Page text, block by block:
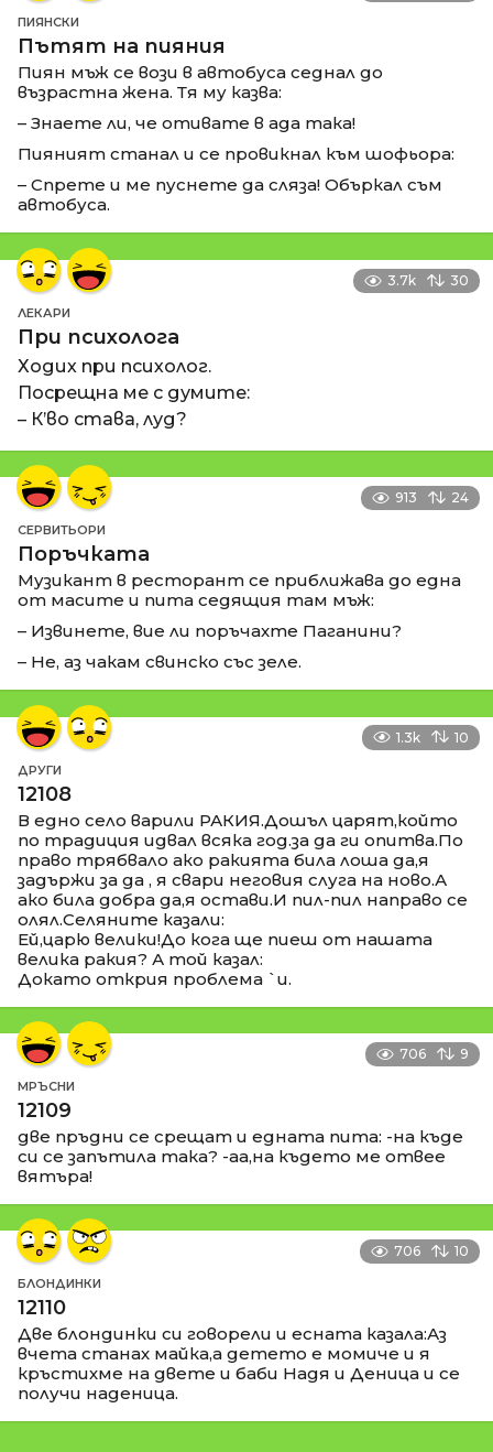
ПИЯНСКИ
Пътят на пияния
Пиян мъж се вози в автобуса седнал до
възрастна жена. Тя му казва:
– Знаете ли, че отивате в ада така!
Пияният станал и се провикнал към шофьора:
– Спрете и ме пуснете да сляза! Объркал съм
автобуса.
3.7k 30
ЛЕКАРИ
При психолога
Ходих при психолог.
Посрещна ме с думите:
– К’во става, луд?
913 24
СЕРВИТЬОРИ
Поръчката
Музикант в ресторант се приближава до една
от масите и пита седящия там мъж:
– Извинете, вие ли поръчахте Паганини?
– Не, аз чакам свинско със зеле.
1.3k 10
ДРУГИ
12108
В едно село варили РАКИЯ.Дошъл царят,който
по традиция идвал всяка год.за да ги опитва.По
право трябвало ако ракията била лоша да,я
задържи за да , я свари неговия слуга на ново.А
ако била добра да,я остави.И пил-пил направо се
олял.Селяните казали:
Ей,царю велики!До кога ще пиеш от нашата
велика ракия? А той казал:
Докато открия проблема `и.
706 9
МРЪСНИ
12109
две пръдни се срещат и едната пита: -на къде
си се запътила така? -аа,на където ме отвее
вятъра!
706 10
БЛОНДИНКИ
12110
Две блондинки си говорели и есната казала:Аз
вчета станах майка,а детето е момиче и я
кръстихме на двете и баби Надя и Деница и се
получи наденица.